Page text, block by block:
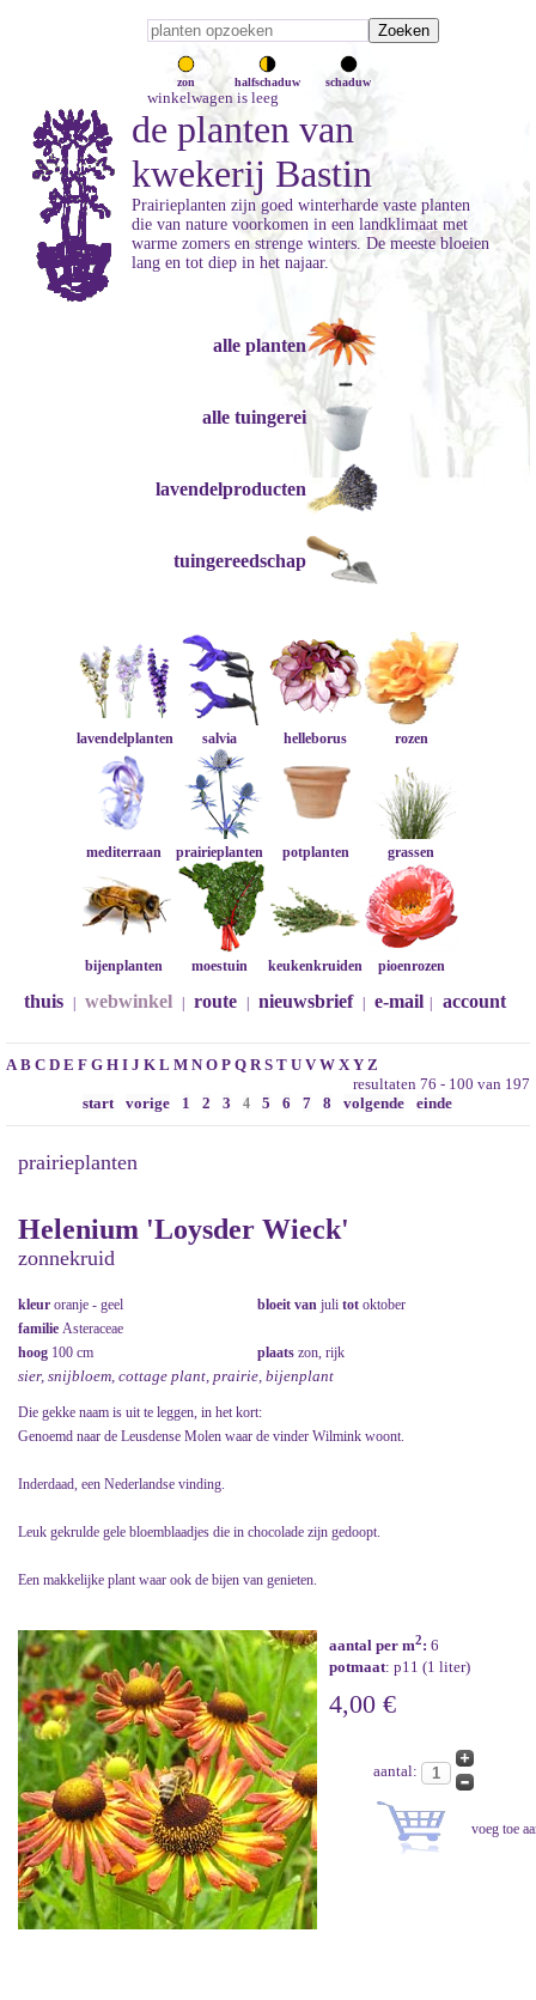
zon halfschaduw schaduw
winkelwagen is leeg
de planten van
kwekerij Bastin
Prairieplanten zijn goed winterharde vaste planten
die van nature voorkomen in een landklimaat met
warme zomers en strenge winters. De meeste bloeien
lang en tot diep in het najaar.
alle planten
alle tuingerei
lavendelproducten
tuingereedschap
lavendelplanten salvia helleborus rozen
mediterraan prairieplanten potplanten grassen
bijenplanten moestuin keukenkruiden pioenrozen
thuis webwinkel route nieuwsbrief e-mail account
A B C D E F G H I J K L M N O P Q R S T U V W X Y Z
resultaten 76 - 100 van 197
start
vorige 1 2 3 4 5 6 7 8 volgende einde
prairieplanten
Helenium 'Loysder Wieck'
zonnekruid
kleur oranje - geel bloeit van juli tot oktober
familie Asteraceae
hoog 100 cm plaats zon, rijk
sier, snijbloem, cottage plant, prairie, bijenplant
Die gekke naam is uit te leggen, in het kort:
Genoemd naar de Leusdense Molen waar de vinder Wilmink woont.
Inderdaad, een Nederlandse vinding.
Leuk gekrulde gele bloemblaadjes die in chocolade zijn gedoopt.
Een makkelijke plant waar ook de bijen van genieten.
aantal per m2: 6
potmaat: p11 (1 liter)
4,00 €
aantal: